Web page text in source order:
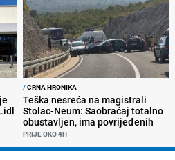
/CRNA HRONIKA
Teška nesreća na magistrali
Stolac-Neum: Saobraćaj totalno
obustavljen, ima povrijeđenih
PRIJE OKO 4H